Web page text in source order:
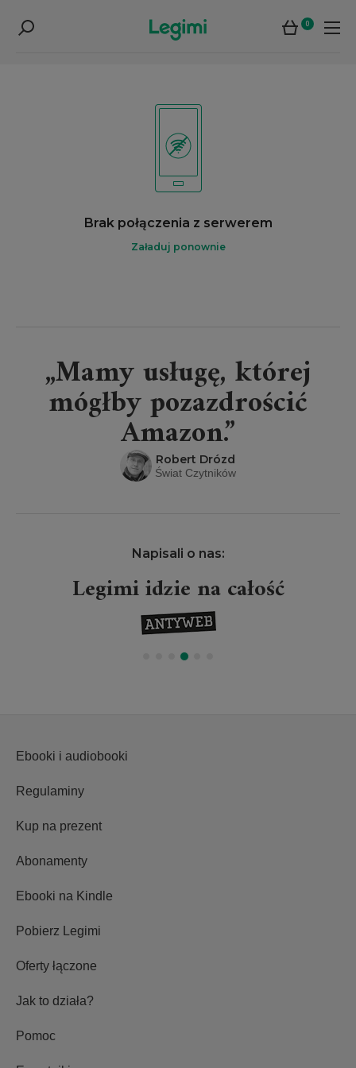
0
Brak połączenia z serwerem
Załaduj ponownie
„Mamy usługę, której
mógłby pozazdrościć
Amazon.”
Robert Drózd
Świat Czytników
Napisali o nas:
Legimi idzie na całość
Ebooki i audiobooki
Regulaminy
Kup na prezent
Abonamenty
Ebooki na Kindle
Pobierz Legimi
Oferty łączone
Jak to działa?
Pomoc